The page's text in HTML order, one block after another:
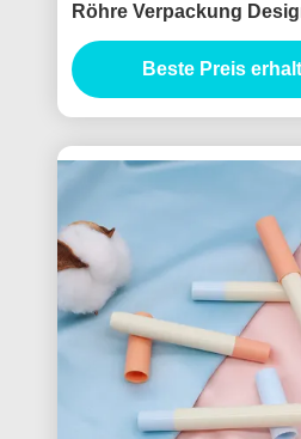
Röhre Verpackung
Beste Preis